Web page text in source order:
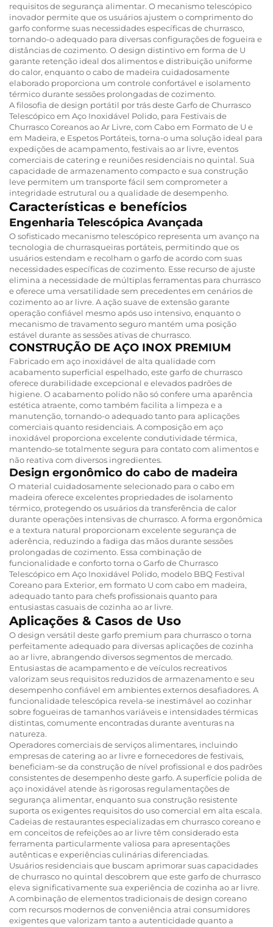
requisitos de segurança alimentar. O mecanismo telescópico
inovador permite que os usuários ajustem o comprimento do
garfo conforme suas necessidades específicas de churrasco,
tornando-o adequado para diversas configurações de fogueira e
distâncias de cozimento. O design distintivo em forma de U
garante retenção ideal dos alimentos e distribuição uniforme
do calor, enquanto o cabo de madeira cuidadosamente
elaborado proporciona um controle confortável e isolamento
térmico durante sessões prolongadas de cozimento.
A filosofia de design portátil por trás deste Garfo de Churrasco
Telescópico em Aço Inoxidável Polido, para Festivais de
Churrasco Coreanos ao Ar Livre, com Cabo em Formato de U e
em Madeira, e Espetos Portáteis, torna-o uma solução ideal para
expedições de acampamento, festivais ao ar livre, eventos
comerciais de catering e reuniões residenciais no quintal. Sua
capacidade de armazenamento compacto e sua construção
leve permitem um transporte fácil sem comprometer a
integridade estrutural ou a qualidade de desempenho.
Características e benefícios
Engenharia Telescópica Avançada
O sofisticado mecanismo telescópico representa um avanço na
tecnologia de churrasqueiras portáteis, permitindo que os
usuários estendam e recolham o garfo de acordo com suas
necessidades específicas de cozimento. Esse recurso de ajuste
elimina a necessidade de múltiplas ferramentas para churrasco
e oferece uma versatilidade sem precedentes em cenários de
cozimento ao ar livre. A ação suave de extensão garante
operação confiável mesmo após uso intensivo, enquanto o
mecanismo de travamento seguro mantém uma posição
estável durante as sessões ativas de churrasco.
CONSTRUÇÃO DE AÇO INOX PREMIUM
Fabricado em aço inoxidável de alta qualidade com
acabamento superficial espelhado, este garfo de churrasco
oferece durabilidade excepcional e elevados padrões de
higiene. O acabamento polido não só confere uma aparência
estética atraente, como também facilita a limpeza e a
manutenção, tornando-o adequado tanto para aplicações
comerciais quanto residenciais. A composição em aço
inoxidável proporciona excelente condutividade térmica,
mantendo-se totalmente segura para contato com alimentos e
não reativa com diversos ingredientes.
Design ergonômico do cabo de madeira
O material cuidadosamente selecionado para o cabo em
madeira oferece excelentes propriedades de isolamento
térmico, protegendo os usuários da transferência de calor
durante operações intensivas de churrasco. A forma ergonômica
e a textura natural proporcionam excelente segurança de
aderência, reduzindo a fadiga das mãos durante sessões
prolongadas de cozimento. Essa combinação de
funcionalidade e conforto torna o Garfo de Churrasco
Telescópico em Aço Inoxidável Polido, modelo BBQ Festival
Coreano para Exterior, em formato U com cabo em madeira,
adequado tanto para chefs profissionais quanto para
entusiastas casuais de cozinha ao ar livre.
Aplicações & Casos de Uso
O design versátil deste garfo premium para churrasco o torna
perfeitamente adequado para diversas aplicações de cozinha
ao ar livre, abrangendo diversos segmentos de mercado.
Entusiastas de acampamento e de veículos recreativos
valorizam seus requisitos reduzidos de armazenamento e seu
desempenho confiável em ambientes externos desafiadores. A
funcionalidade telescópica revela-se inestimável ao cozinhar
sobre fogueiras de tamanhos variáveis e intensidades térmicas
distintas, comumente encontradas durante aventuras na
natureza.
Operadores comerciais de serviços alimentares, incluindo
empresas de catering ao ar livre e fornecedores de festivais,
beneficiam-se da construção de nível profissional e dos padrões
consistentes de desempenho deste garfo. A superfície polida de
aço inoxidável atende às rigorosas regulamentações de
segurança alimentar, enquanto sua construção resistente
suporta os exigentes requisitos do uso comercial em alta escala.
Cadeias de restaurantes especializadas em churrasco coreano e
em conceitos de refeições ao ar livre têm considerado esta
ferramenta particularmente valiosa para apresentações
autênticas e experiências culinárias diferenciadas.
Usuários residenciais que buscam aprimorar suas capacidades
de churrasco no quintal descobrem que este garfo de churrasco
eleva significativamente sua experiência de cozinha ao ar livre.
A combinação de elementos tradicionais de design coreano
com recursos modernos de conveniência atrai consumidores
exigentes que valorizam tanto a autenticidade quanto a